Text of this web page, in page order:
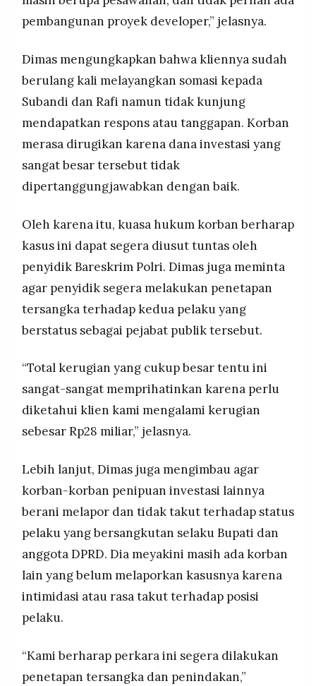
pembangunan proyek developer,” jelasnya.
Dimas mengungkapkan bahwa kliennya sudah
berulang kali melayangkan somasi kepada
Subandi dan Rafi namun tidak kunjung
mendapatkan respons atau tanggapan. Korban
merasa dirugikan karena dana investasi yang
sangat besar tersebut tidak
dipertanggungjawabkan dengan baik.
Oleh karena itu, kuasa hukum korban berharap
kasus ini dapat segera diusut tuntas oleh
penyidik Bareskrim Polri. Dimas juga meminta
agar penyidik segera melakukan penetapan
tersangka terhadap kedua pelaku yang
berstatus sebagai pejabat publik tersebut.
“Total kerugian yang cukup besar tentu ini
sangat-sangat memprihatinkan karena perlu
diketahui klien kami mengalami kerugian
sebesar Rp28 miliar,” jelasnya.
Lebih lanjut, Dimas juga mengimbau agar
korban-korban penipuan investasi lainnya
berani melapor dan tidak takut terhadap status
pelaku yang bersangkutan selaku Bupati dan
anggota DPRD. Dia meyakini masih ada korban
lain yang belum melaporkan kasusnya karena
intimidasi atau rasa takut terhadap posisi
pelaku.
“Kami berharap perkara ini segera dilakukan
penetapan tersangka dan penindakan,”